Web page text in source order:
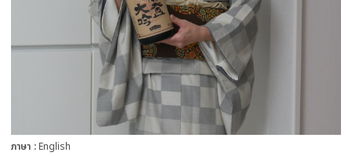
ภาษา English